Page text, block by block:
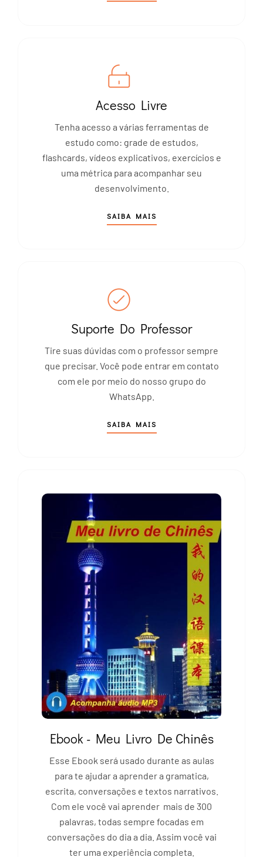
Acesso Livre
Tenha acesso a várias ferramentas de
estudo como: grade de estudos,
flashcards, vídeos explicativos, exercícios e
uma métrica para acompanhar seu
desenvolvimento.
SAIBA MAIS
Suporte Do Professor
Tire suas dúvidas com o professor sempre
que precisar. Você pode entrar em contato
com ele por meio do nosso grupo do
WhatsApp.
SAIBA MAIS
Ebook - Meu Livro De Chinês
Esse Ebook será usado durante as aulas
para te ajudar a aprender a gramatica,
escrita, conversações e textos narrativos.
Com ele você vai aprender mais de 300
palavras, todas sempre focadas em
conversações do dia a dia. Assim você vai
ter uma experiência completa.